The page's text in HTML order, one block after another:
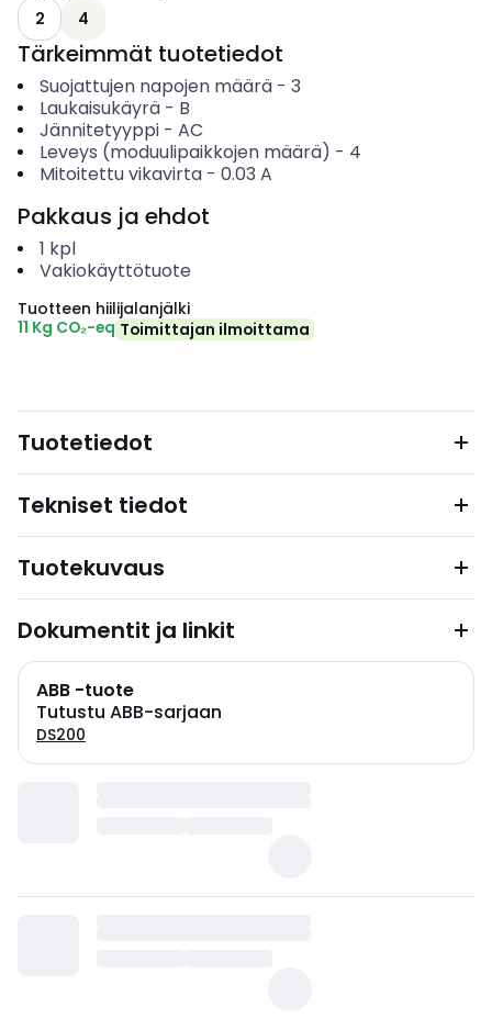
2 4
Tärkeimmät tuotetiedot
Suojattujen napojen määrä- 3
Laukaisukäyrä- B
Jännitetyyppi- AC
Leveys (moduulipaikkojen määrä) - 4
Mitoitettu vikavirta- 0.03 A
Pakkaus ja ehdot
1 kpl
Vakiokäyttötuote
Tuotteen hiilijalanjälki
11 Kg CO₂-eq Toimittajan ilmoittama
Tuotetiedot
Tekniset tiedot
Tuotekuvaus
Dokumentit ja linkit
ABB -tuote
Tutustu ABB-sarjaan
DS200